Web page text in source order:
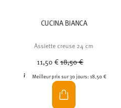
CUCINA BIANCA
Assiette creuse 24 cm
11,50 € Price reduced from
18,50 €
Meilleur prix sur 30 jours:18,50 €